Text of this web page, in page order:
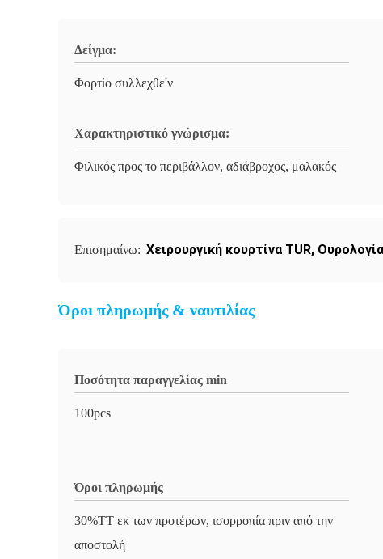
Δείγμα:
Φορτίο συλλεχθε'ν
Χαρακτηριστικό γνώρισμα:
Φιλικός προς το περιβάλλον, αδιάβροχος, μαλακός
Επισημαίνω: Χειρουργική κουρτίνα TUR,
Όροι πληρωμής & ναυτιλίας
Ποσότητα παραγγελίας min
100pcs
Όροι πληρωμής
30%TT εκ των προτέρων, ισορροπία πριν από την
αποστολή